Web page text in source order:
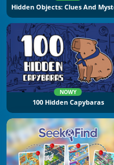
NOWY
100 Hidden Capybaras